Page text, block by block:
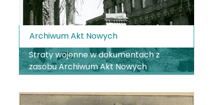
Archiwum Akt Nowych
Straty wojenne w dokumentach z
zasobu Archiwum Akt Nowych